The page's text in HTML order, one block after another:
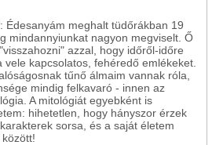
: Édesanyám meghalt tüdőrákban 19
mindannyiunkat nagyon megviselt. Ő
azzal, hogy időről-időre
kapcsolatos, fehéredő emlékeket.
tűnő álmaim vannak róla,
mindig felkavaró - innen az
A mitológiát egyebként is
hihetetlen, hogy hányszor érzek
sorsa, és a saját életem